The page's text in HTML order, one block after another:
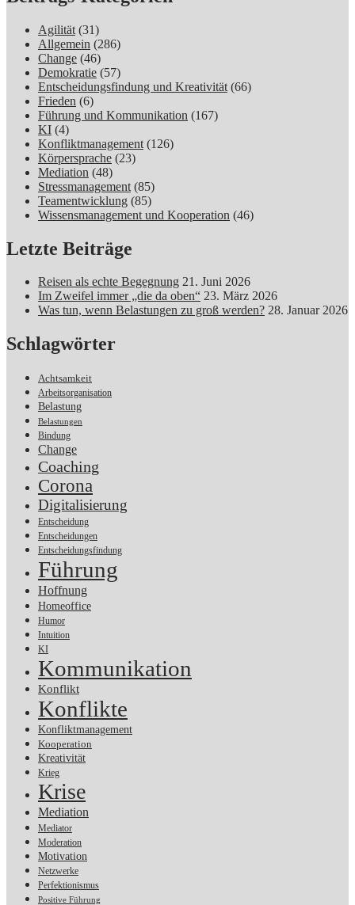
Agilität (31)
Allgemein (286)
Change (46)
Demokratie (57)
Entscheidungsfindung und Kreativität (66)
Frieden (6)
Führung und Kommunikation (167)
KI (4)
Konfliktmanagement (126)
Körpersprache (23)
Mediation (48)
Stressmanagement (85)
Teamentwicklung (85)
Wissensmanagement und Kooperation (46)
Letzte Beiträge
Reisen als echte Begegnung 21. Juni 2026
Im Zweifel immer „die da oben“ 23. März 2026
Was tun, wenn Belastungen zu groß werden? 28. Januar 2026
Schlagwörter
Achtsamkeit
Arbeitsorganisation
Belastung
Belastungen
Bindung
Change
Coaching
Corona
Digitalisierung
Entscheidung
Entscheidungen
Entscheidungsfindung
Führung
Hoffnung
Homeoffice
Humor
Intuition
KI
Kommunikation
Konflikt
Konflikte
Konfliktmanagement
Kooperation
Kreativität
Krieg
Krise
Mediation
Mediator
Moderation
Motivation
Netzwerke
Perfektionismus
Positive Führung